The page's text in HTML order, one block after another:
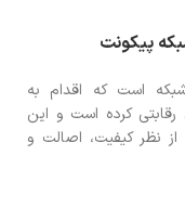
پیکونت
است که اقدام به
کرده است و این
نظر کیفیت، اصالت و